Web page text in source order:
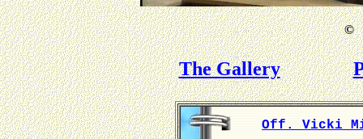
©
The Gallery
Off. Vicki